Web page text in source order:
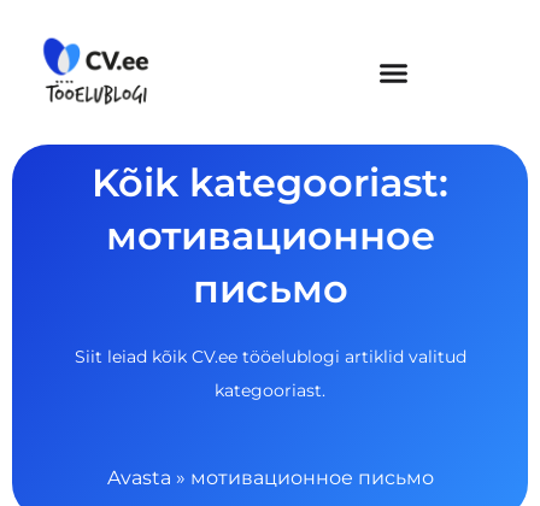
content
Kõik kategooriast:
мотивационное
письмо
Siit leiad kõik CV.ee tööelublogi artiklid valitud
kategooriast.
Avasta » мотивационное письмо